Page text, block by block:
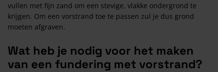
vullen met fijn zand om een stevige, vlakke ondergrond te
krijgen. Om een vorstrand toe te passen zul je dus grond
moeten afgraven.
Wat heb je nodig voor het maken
van een fundering met vorstrand?